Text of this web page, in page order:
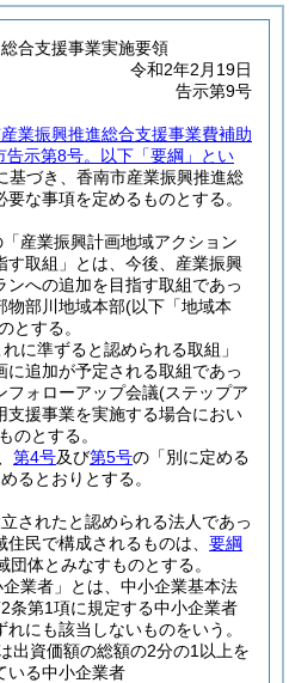
合支援事業実施要領
令和2年2月19日
告示第9号
業振興推進総合支援事業費補助
告示第8号。以下「要綱」とい
基づき、香南市産業振興推進総
な事項を定めるものとする。
「産業振興計画地域アクション
す取組」とは、今後、産業振興
への追加を目指す取組であっ
物部川地域本部(以下「地域本
とする。
に準ずると認められる取組」
に追加が予定される取組であっ
フォローアップ会議(ステップア
支援事業を実施する場合におい
のとする。
第4号及び第5号の「別に定める
るとおりとする。
されたと認められる法人であっ
民で構成されるものは、 要綱
団体とみなすものとする。
業者」とは、中小企業基本法
条第1項に規定する中小企業者
れにも該当しないものをいう。
出資価額の総額の2分の1以上を
いる中小企業者